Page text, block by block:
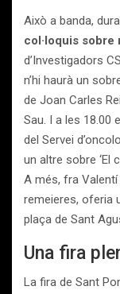
Això a banda,
col·loquis sobre
d’Investigadors
n’hi haurà un
de Joan Carles
Sau. I a les 18.00
del Servei
un altre sobre ‘El
A més, fra
remeieres, oferia
plaça de Sant
Una fira
La fira de Sant